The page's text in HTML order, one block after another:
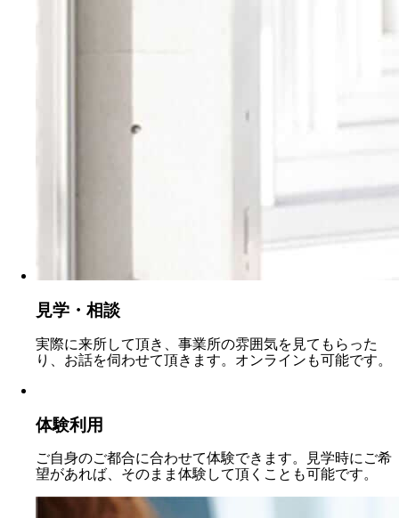
見学・相談
実際に来所して頂き、事業所の雰囲気を見てもらった
り、お話を伺わせて頂きます。オンラインも可能です。
体験利用
ご自身のご都合に合わせて体験できます。見学時にご希
望があれば、そのまま体験して頂くことも可能です。